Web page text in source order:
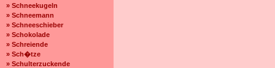
» Schneekugeln
» Schneemann
» Schneeschieber
» Schokolade
» Schreiende
» Sch�tze
» Schulterzuckende